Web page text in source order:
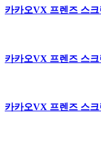
카카오VX 프렌즈 스
카카오VX 프렌즈 스
카카오VX 프렌즈 스